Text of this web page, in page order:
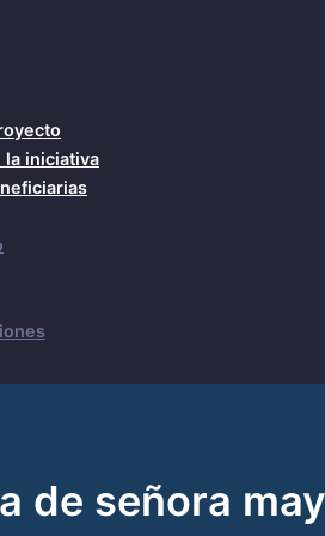
la iniciativa
de señora